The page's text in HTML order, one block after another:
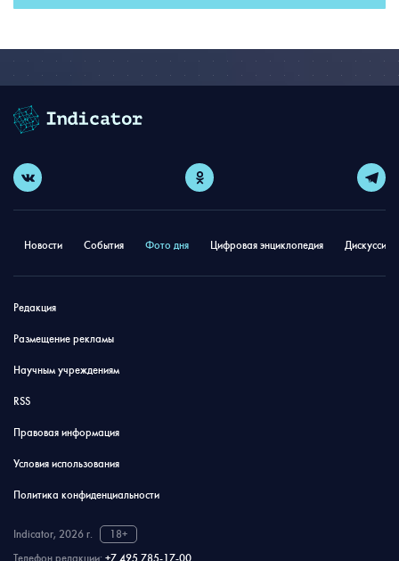
Новости События Фото дня Цифровая энциклопедия
Редакция
Размещение рекламы
Научным учреждениям
RSS
Правовая информация
Условия использования
Политика конфиденциальности
Indicator, 2026 г.
18+
Телефон редакции: +7 495 785-17-00